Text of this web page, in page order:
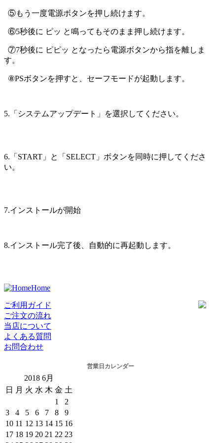
⑤もう一度電源ボタンを押し続けます。
⑥5秒後に ピッ と鳴ってもそのまま押し続けます。
⑦7秒後に ピピッ となったら電源ボタンから指を離しま
す。
⑧PSボタンを押すと、セーフモードが起動します。
5.「システムアップデート」を選択してください。
6.「START」と「SELECT」ボタンを同時に押してくださ
い。
7.インストールが開始
8.インストール完了後、自動的に再起動します。
Home
ご利用ガイド
ご注文の流れ
当店について
よくある質問
お問合わせ
営業日カレンダー
2018 6月
日
月 火 水 木 金 土
1
2
3
4 5 6 7 8
9
10 11 12 13 14 15 16
17 18 19 20 21 22 23